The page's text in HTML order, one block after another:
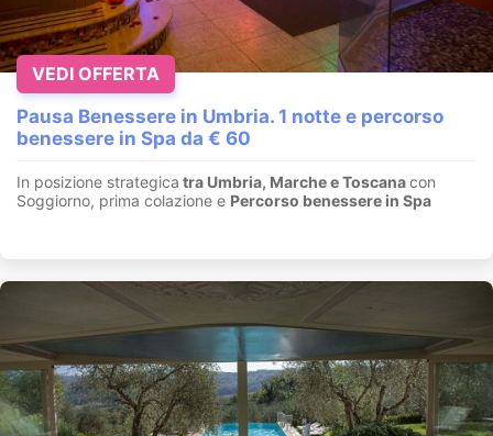
Pausa Benessere in Umbria. 1 notte e percorso
benessere in Spa da € 60
In posizione strategica tra Umbria, Marche e Toscanacon
Soggiorno, prima colazione e Percorso benessere in Spa
VEDI OFFERTA